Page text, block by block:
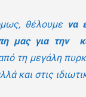
θέλουμε να
μας για την
τη μεγάλη
και στις